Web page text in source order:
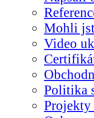
Mohli
Video
Politika
Projekty